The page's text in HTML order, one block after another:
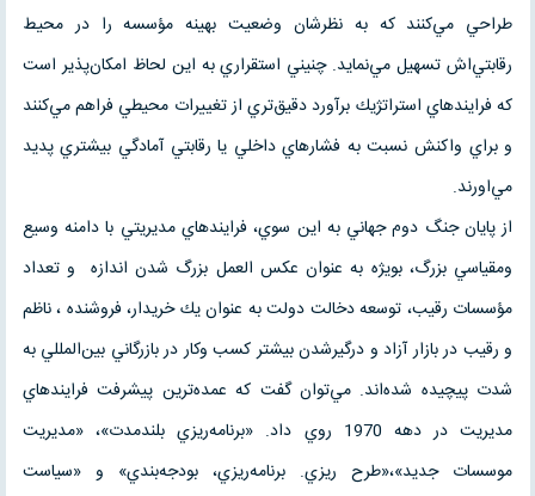
طراحي مي‌كنند كه به نظرشان وضعيت بهينه مؤسسه را در محيط
رقابتي‌اش تسهيل مي‌نمايد. چنيني استقراري به اين لحاظ امكان‌پذير است
كه فرايندهاي استراتژيك برآورد دقيق‌تري از تغييرات محيطي فراهم مي‌كنند
و براي واكنش نسبت به فشارهاي داخلي يا رقابتي آمادگي بيشتري پديد
مي‌اورند.
از پايان جنگ دوم جهاني به اين سوي، فرايندهاي مديريتي با دامنه وسيع
ومقياسي بزرگ، بويژه به عنوان عكس العمل بزرگ شدن اندازه و تعداد
مؤسسات رقيب، توسعه دخالت دولت به عنوان يك خريدار، فروشنده ، ناظم
و رقيب در بازار آزاد و درگيرشدن بيشتر كسب وكار در بازرگاني بين‌المللي به
شدت پيچيده شده‌اند. مي‌توان گفت كه عمده‌ترين پيشرفت فرايندهاي
مديريت در دهه 1970 روي داد. «برنامه‌ريزي بلندمدت»، «مديريت
موسسات جديد»،«طرح ريزي. برنامه‌ريزي، بودجه‌بندي» و «سياست